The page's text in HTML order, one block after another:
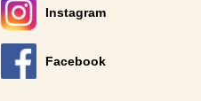
Instagram
別のウィンドウで開きます。
Facebook
別のウィンドウで開きます。